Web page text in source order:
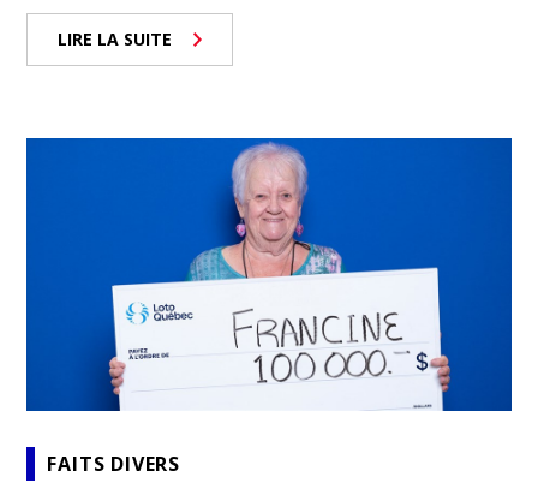
LIRE LA SUITE
FAITS DIVERS